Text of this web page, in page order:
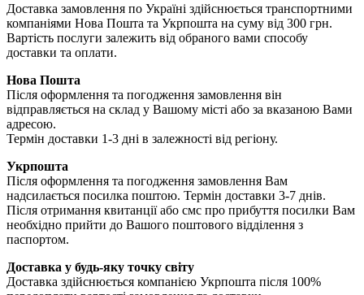
Доставка замовлення по Україні здійснюється транспортними
компаніями Нова Пошта та Укрпошта на суму від 300 грн.
Вартість послуги залежить від обраного вами способу
доставки та оплати.
Нова Пошта
Після оформлення та погодження замовлення він
відправляється на склад у Вашому місті або за вказаною Вами
адресою.
Термін доставки 1-3 дні в залежності від регіону.
Укрпошта
Після оформлення та погодження замовлення Вам
надсилається посилка поштою. Термін доставки 3-7 днів.
Після отримання квитанції або смс про прибуття посилки Вам
необхідно прийти до Вашого поштового відділення з
паспортом.
Доставка у будь-яку точку світу
Доставка здійснюється компанією Укрпошта після 100%